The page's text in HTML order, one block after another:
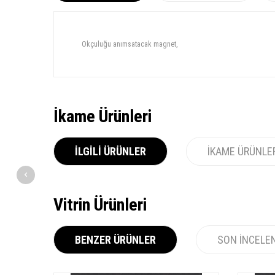
Okçuluğu anımsatacak magnet,
İkame Ürünleri
İLGILI ÜRÜNLER İKAME
Vitrin Ürünleri
BENZER ÜRÜNLER SON